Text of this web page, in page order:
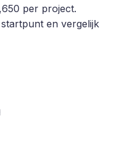
per project.
en vergelijk